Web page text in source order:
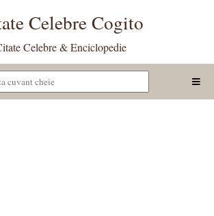
Celebre Cogito
Celebre & Enciclopedie